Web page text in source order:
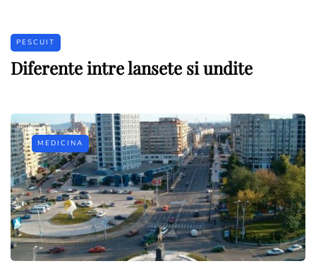
PESCUIT
Diferente intre lansete si undite
MEDICINA